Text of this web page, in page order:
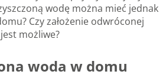
wodę można mieć jednak
Czy założenie odwróconej
możliwe?
woda w domu